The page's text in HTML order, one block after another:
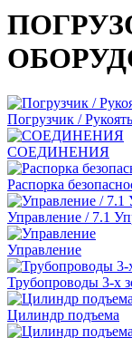
Погрузчик /
СОЕДИНЕНИЯ
Распорка
Управление / 7.1
Управление
Трубопроводы 3-х
Цилиндр подъема